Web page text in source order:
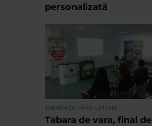
personalizată
TABARA DE VARA CATENA
Tabara de vara, final de